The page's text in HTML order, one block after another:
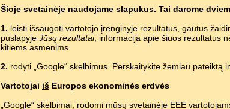
Šioje svetainėje naudojame slapukus. Tai darome
1. leisti išsaugoti vartotojo įrenginyje rezultatus, gautus
puslapyje Jūsų rezultatai; informacija apie šiuos rezultatus
kitiems asmenims.
2. rodyti „Google“ skelbimus. Perskaitykite žemiau pateiktą
Vartotojai iš Europos ekonominės erdvės
„Google“ skelbimai, rodomi mūsų svetainėje EEE
Nemokamas aukštumų marių